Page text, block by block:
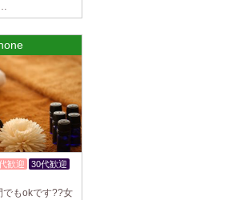
給料をお支払
を心がけてお
給料をお支払
を心がけてお
歓迎
30代歓迎
でもokです??女